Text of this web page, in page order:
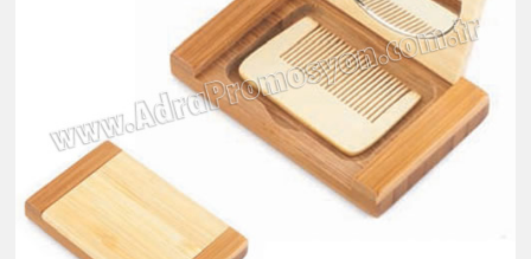
promosyon
Tüm
Ürünleri
Gör
promosyon
Ajanda